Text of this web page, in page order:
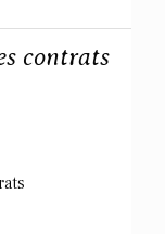
contrats